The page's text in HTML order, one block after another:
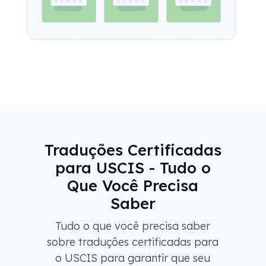
Traduções Certificadas
para USCIS - Tudo o
Que Você Precisa
Saber
Tudo o que você precisa saber
sobre traduções certificadas para
o USCIS para garantir que seu